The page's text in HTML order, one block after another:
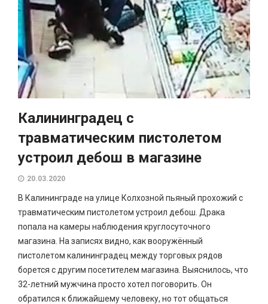
Калининградец с
травматическим пистолетом
устроил дебош в магазине
20.03.2020
В Калининграде на улице Колхозной пьяный прохожий с
травматическим пистолетом устроил дебош. Драка
попала на камеры наблюдения круглосуточного
магазина. На записях видно, как вооружённый
пистолетом калининградец между торговых рядов
борется с другим посетителем магазина. Выяснилось, что
32-летний мужчина просто хотел поговорить. Он
обратился к ближайшему человеку, но тот общаться